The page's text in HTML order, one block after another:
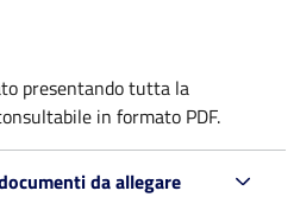
presentando tutta la
in formato PDF.
da allegare